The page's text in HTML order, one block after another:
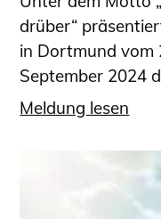
drüber“
in Dortmund vom
September 2024
Meldung lesen